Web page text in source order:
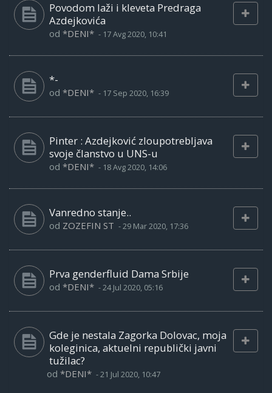
Povodom laži i kleveta Predraga
Azdejkovića
od *DENI* - 17 Avg 2020, 10:41
*-
od *DENI* - 17 Sep 2020, 16:39
Pinter : Azdejković zloupotrebljava
svoje članstvo u UNS-u
od *DENI* - 18 Avg 2020, 14:06
Vanredno stanje..
od ZOZEFIN ST -29 Mar 2020, 17:36
Prva genderfluid Dama Srbije
od *DENI* -24 Jul 2020, 05:16
Gde je nestala Zagorka Dolovac, moja
koleginica, aktuelni republički javni
tužilac?
od *DENI* -21 Jul 2020, 10:47